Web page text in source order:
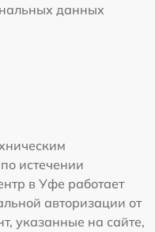
данных
истечении
в Уфе работает
авторизации от
указанные на сайте,